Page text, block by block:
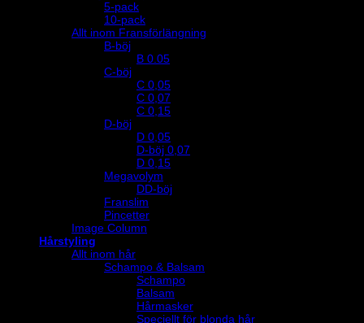
5-pack
10-pack
Allt inom Fransförlängning
B-böj
B 0.05
C-böj
C 0,05
C 0,07
C 0,15
D-böj
D 0,05
D-böj 0,07
D 0,15
Megavolym
DD-böj
Franslim
Pincetter
Image Column
Hårstyling
Allt inom hår
Schampo & Balsam
Schampo
Balsam
Hårmasker
Speciellt för blonda hår